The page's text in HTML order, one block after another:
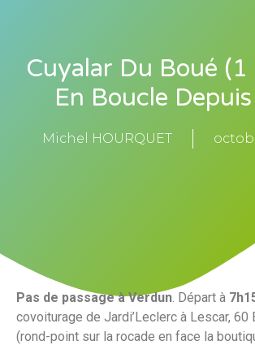
Cuyalar Du Boué
En Boucle
Michel HOURQUET
Pas de passage à Verdun . Départ à
covoiturage de Jardi’Leclerc à Lescar, 60
(rond-point sur la rocade en face la